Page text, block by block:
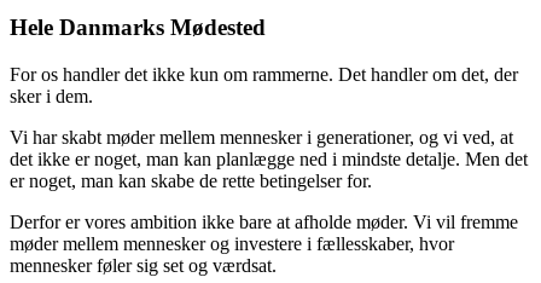
Hele Danmarks Mødested
For os handler det ikke kun om rammerne. Det handler om det, der
sker i dem.
Vi har skabt møder mellem mennesker i generationer, og vi ved, at
det ikke er noget, man kan planlægge ned i mindste detalje. Men det
er noget, man kan skabe de rette betingelser for.
Derfor er vores ambition ikke bare at afholde møder. Vi vil fremme
møder mellem mennesker og investere i fællesskaber, hvor
mennesker føler sig set og værdsat.